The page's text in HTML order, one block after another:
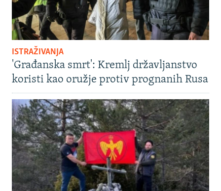
ISTRAŽIVANJA
'Građanska smrt': Kremlj državljanstvo
koristi kao oružje protiv prognanih Rusa